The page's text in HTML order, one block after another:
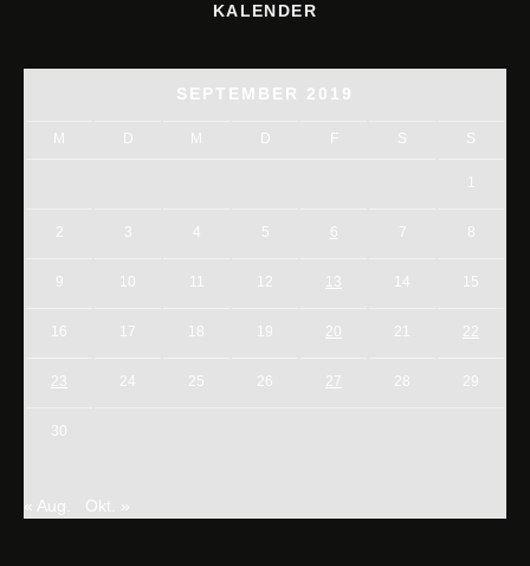
KALENDER
SEPTEMBER 2019
M D M D F S S
1
2 3 5 6 7 8
9 10 11 12 13 14 15
16 17 18 19 20 21 22
23 24 25 26 27 28 29
30
« Aug. Okt. »